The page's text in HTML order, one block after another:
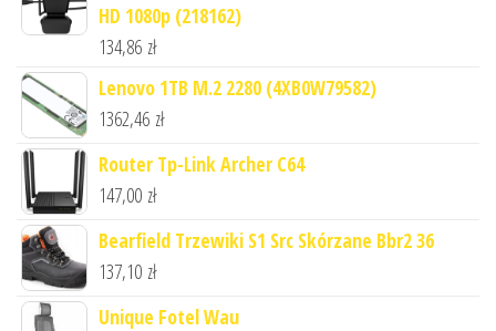
HD 1080p (218162)
134,86 zł
Lenovo 1TB M.2 2280 (4XB0W79582)
1362,46 zł
Router Tp-Link Archer C64
147,00 zł
Bearfield Trzewiki S1 Src Skórzane Bbr2 36
137,10 zł
Unique Fotel Wau